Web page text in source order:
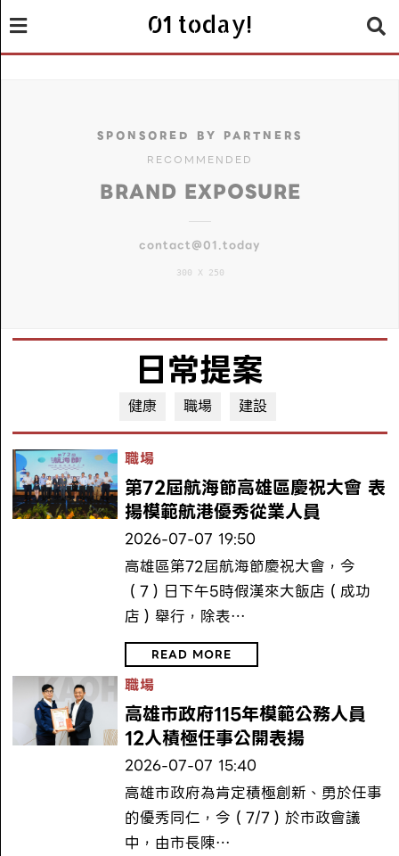
01 today!
SPONSORED BY PARTNERS
RECOMMENDED
BRAND EXPOSURE
contact@01.today
300 X 250
日常提案
健康 職場 建設
職場
第72屆航海節高雄區慶祝大會 表
揚模範航港優秀從業人員
2026-07-07 19:50
高雄區第72屆航海節慶祝大會，今
（7）日下午5時假漢來大飯店（成功
店）舉行，除表…
READ MORE
職場
高雄市政府115年模範公務人員
12人積極任事公開表揚
2026-07-07 15:40
高雄市政府為肯定積極創新、勇於任事
的優秀同仁，今（7/7）於市政會議
中，由市長陳…